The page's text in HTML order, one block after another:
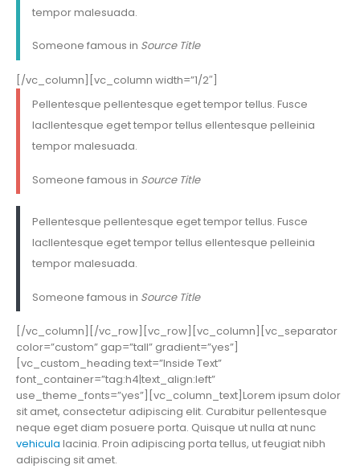
tempor malesuada.
Someone famous in Source Title
[/vc_column][vc_column width=”1/2″]
Pellentesque pellentesque eget tempor tellus. Fusce
lacllentesque eget tempor tellus ellentesque pelleinia
tempor malesuada.
Someone famous in Source Title
Pellentesque pellentesque eget tempor tellus. Fusce
lacllentesque eget tempor tellus ellentesque pelleinia
tempor malesuada.
Someone famous in Source Title
[/vc_column][/vc_row][vc_row][vc_column][vc_separator
color=”custom” gap=”tall” gradient=”yes”]
[vc_custom_heading text=”Inside Text”
font_container=”tag:h4|text_align:left”
use_theme_fonts=”yes”][vc_column_text]Lorem ipsum dolor
sit amet, consectetur adipiscing elit. Curabitur pellentesque
neque eget diam posuere porta. Quisque ut nulla at nunc
vehicula lacinia. Proin adipiscing porta tellus, ut feugiat nibh
adipiscing sit amet.